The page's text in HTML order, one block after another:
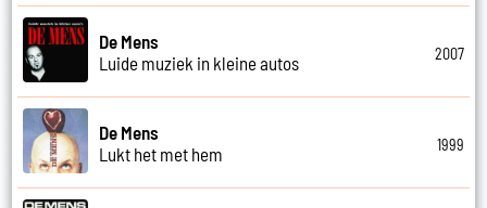
De Mens
Luide muziek in kleine autos
2007
De Mens
Lukt het met hem
1999